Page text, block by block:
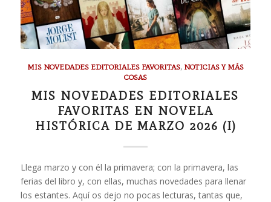
MIS NOVEDADES EDITORIALES FAVORITAS, NOTICIAS Y MÁS
COSAS
MIS NOVEDADES EDITORIALES
FAVORITAS EN NOVELA
HISTÓRICA DE MARZO 2026 (I)
Llega marzo y con él la primavera; con la primavera, las
ferias del libro y, con ellas, muchas novedades para llenar
los estantes. Aquí os dejo no pocas lecturas, tantas que,